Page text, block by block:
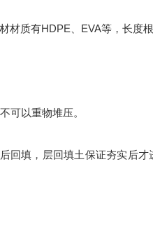
质有HDPE、EVA等，长度根
可以重物堆压。
回填，层回填土保证夯实后才